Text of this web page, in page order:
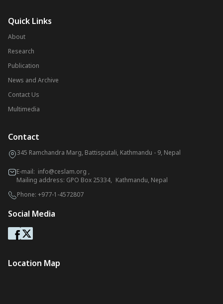
Quick Links
About
Research
Publication
News and Archive
Contact Us
Multimedia
Contact
345 Ramchandra Marg, Battisputali, Kathmandu - 9, Nepal
E-mail: info@ceslam.org ,
Mailing address: GPO Box 25334, Kathmandu, Nepal
Phone: +977-1-4572807
Social Media
Location Map